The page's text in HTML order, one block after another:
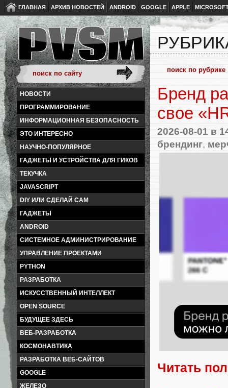
ГЛАВНАЯ АРХИВ НОВОСТЕЙ ANDROID GOOGLE APPLE
НОВОСТИ
ПРОГРАММИРОВАНИЕ
ИНФОРМАЦИОННАЯ БЕЗОПАСНОСТЬ
ЭТО ИНТЕРЕСНО
НАУЧНО-ПОПУЛЯРНОЕ
ГАДЖЕТЫ И УСТРОЙСТВА ДЛЯ ГИКОВ
ТЕКУЧКА
JAVASCRIPT
DIY ИЛИ СДЕЛАЙ САМ
ГАДЖЕТЫ
ANDROID
СИСТЕМНОЕ АДМИНИСТРИРОВАНИЕ
УПРАВЛЕНИЕ ПРОЕКТАМИ
PYTHON
РАЗРАБОТКА
ИСКУССТВЕННЫЙ ИНТЕЛЛЕКТ
OPEN SOURCE
БУДУЩЕЕ ЗДЕСЬ
ВЕБ-РАЗРАБОТКА
КОСМОНАВТИКА
РАЗРАБОТКА ВЕБ-САЙТОВ
GOOGLE
ЖЕЛЕЗО
Бренд
свое
2026-08-01 в
брендинг,
Читать